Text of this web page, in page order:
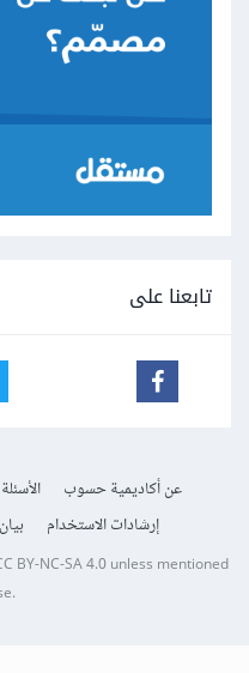
تابعنا على
عن أكاديمية حسوب
إرشادات الاستخدام
CC BY-NC-SA 4.0unless mentioned